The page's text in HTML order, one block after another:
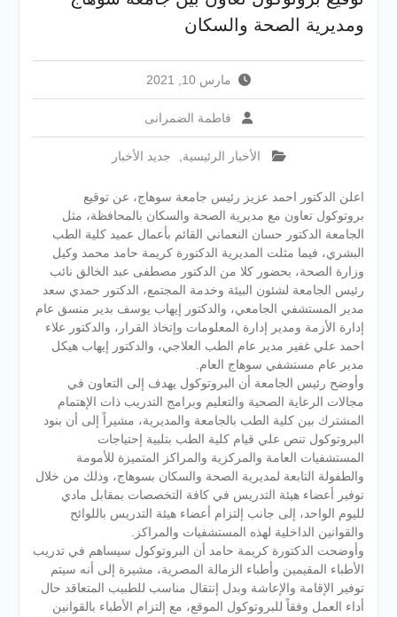
لطلاب الثانوية العامة فى أولى
أيام المرحلة الأولى للتنسيق
2026
ومديرية الصحة والسكان
مارس 10, 2021
فاطمة الضمرانى
الأخبار الرئيسية جديد الأخبار
اعلن الدكتور احمد عزيز رئيس جامعة سوهاج، عن توقيع
بروتوكول تعاون مع مديرية الصحة والسكان بالمحافظة، مثل
الجامعة الدكتور حسان النعماني القائم بأعمال عميد كلية الطب
البشري، فيما مثلت المديرية الدكتورة كريمة حامد محمد وكيل
وزارة الصحة، بحضور كلا من الدكتور مصطفى عبد الخالق نائب
رئيس الجامعة لشئون البيئة وخدمة المجتمع، الدكتور حمدي سعد
مدير المستشفي الجامعي، والدكتور إيهاب يوسف بدير منسق عام
إدارة الأزمة ومدير إدارة المعلومات وإتخاذ القرار، والدكتور علاء
احمد علي غفير مدير عام الطب العلاجي، والدكتور إيهاب هيكل
مدير عام مستشفي سوهاج العام.
وأوضح رئيس الجامعة أن البروتوكول يهدف إلى التعاون في
مجالات الرعاية الصحية والتعليم وبرامج التدريب ذات الإهتمام
المشترك بين كلية الطب بالجامعة والمديرية، مشيراً إلى أن بنود
البروتوكول تنص علي قيام كلية الطب بتلبية إحتياجات
المستشفيات العامة والمركزية والمراكز المتميزة للأمومة
والطفولة التابعة لمديرية الصحة والسكان بسوهاج، وذلك من خلال
توفير أعضاء هيئة التدريس في كافة التخصصات بمقابل مادي
لليوم الواحد، إلى جانب إلتزام أعضاء هيئة التدريس باللوائح
والقوانين الداخلية لهذه المستشفيات والمراكز.
وأوضحت الدكتورة كريمة حامد أن البروتوكول سيساهم في تدريب
الأطباء المقيمين وأطباء الزمالة المصرية، مشيرة إلى أنه سيتم
توفير الإقامة والإعاشة وبدل إنتقال مناسب للطبيب المتعاقد حال
أداء العمل وفقاً للبروتوكول الموقع، مع إلتزام الأطباء بالقوانين